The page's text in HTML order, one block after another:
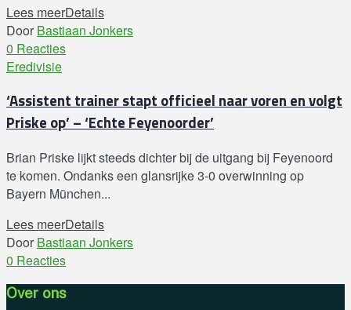
Lees meerDetails
Door Bastiaan Jonkers
0 Reacties
Eredivisie
‘Assistent trainer stapt officieel naar voren en volgt
Priske op’ – ‘Echte Feyenoorder’
Brian Priske lijkt steeds dichter bij de uitgang bij Feyenoord
te komen. Ondanks een glansrijke 3-0 overwinning op
Bayern München...
Lees meerDetails
Door Bastiaan Jonkers
0 Reacties
Over ons